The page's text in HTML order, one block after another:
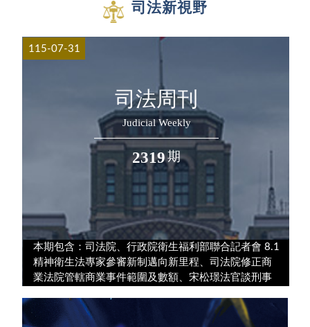
司法新視野
115-07-31
司法周刊
Judicial Weekly
2319期
本期包含：司法院、行政院衛生福利部聯合記者會 8.1
精神衛生法專家參審新制邁向新里程、司法院修正商
業法院管轄商業事件範圍及數額、宋松璟法官談刑事